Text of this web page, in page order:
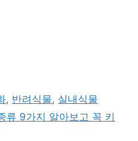
, 반려식물, 실내식물
류 9가지 알아보고 꼭 키